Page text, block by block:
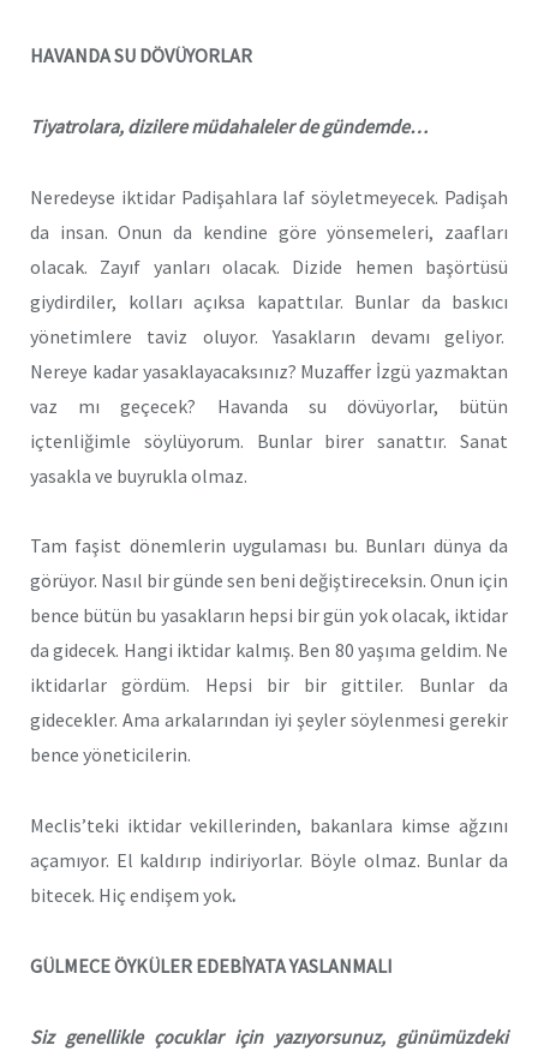
HAVANDA SU DÖVÜYORLAR
Tiyatrolara, dizilere müdahaleler de gündemde…
Neredeyse iktidar Padişahlara laf söyletmeyecek. Padişah
da insan. Onun da kendine göre yönsemeleri, zaafları
olacak. Zayıf yanları olacak. Dizide hemen başörtüsü
giydirdiler, kolları açıksa kapattılar. Bunlar da baskıcı
yönetimlere taviz oluyor. Yasakların devamı geliyor.
Nereye kadar yasaklayacaksınız? Muzaffer İzgü yazmaktan
vaz mı geçecek? Havanda su dövüyorlar, bütün
içtenliğimle söylüyorum. Bunlar birer sanattır. Sanat
yasakla ve buyrukla olmaz.
Tam faşist dönemlerin uygulaması bu. Bunları dünya da
görüyor. Nasıl bir günde sen beni değiştireceksin. Onun için
bence bütün bu yasakların hepsi bir gün yok olacak, iktidar
da gidecek. Hangi iktidar kalmış. Ben 80 yaşıma geldim. Ne
iktidarlar gördüm. Hepsi bir bir gittiler. Bunlar da
gidecekler. Ama arkalarından iyi şeyler söylenmesi gerekir
bence yöneticilerin.
Meclis’teki iktidar vekillerinden, bakanlara kimse ağzını
açamıyor. El kaldırıp indiriyorlar. Böyle olmaz. Bunlar da
bitecek. Hiç endişem yok.
GÜLMECE ÖYKÜLER EDEBİYATA YASLANMALI
Siz genellikle çocuklar için yazıyorsunuz, günümüzdeki